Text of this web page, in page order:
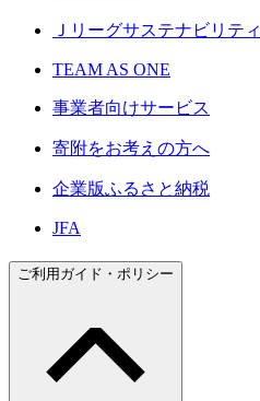
Ｊリーグサステナビリティ
TEAM AS ONE
事業者向けサービス
寄附をお考えの方へ
企業版ふるさと納税
JFA
ご利用ガイド・ポリシー